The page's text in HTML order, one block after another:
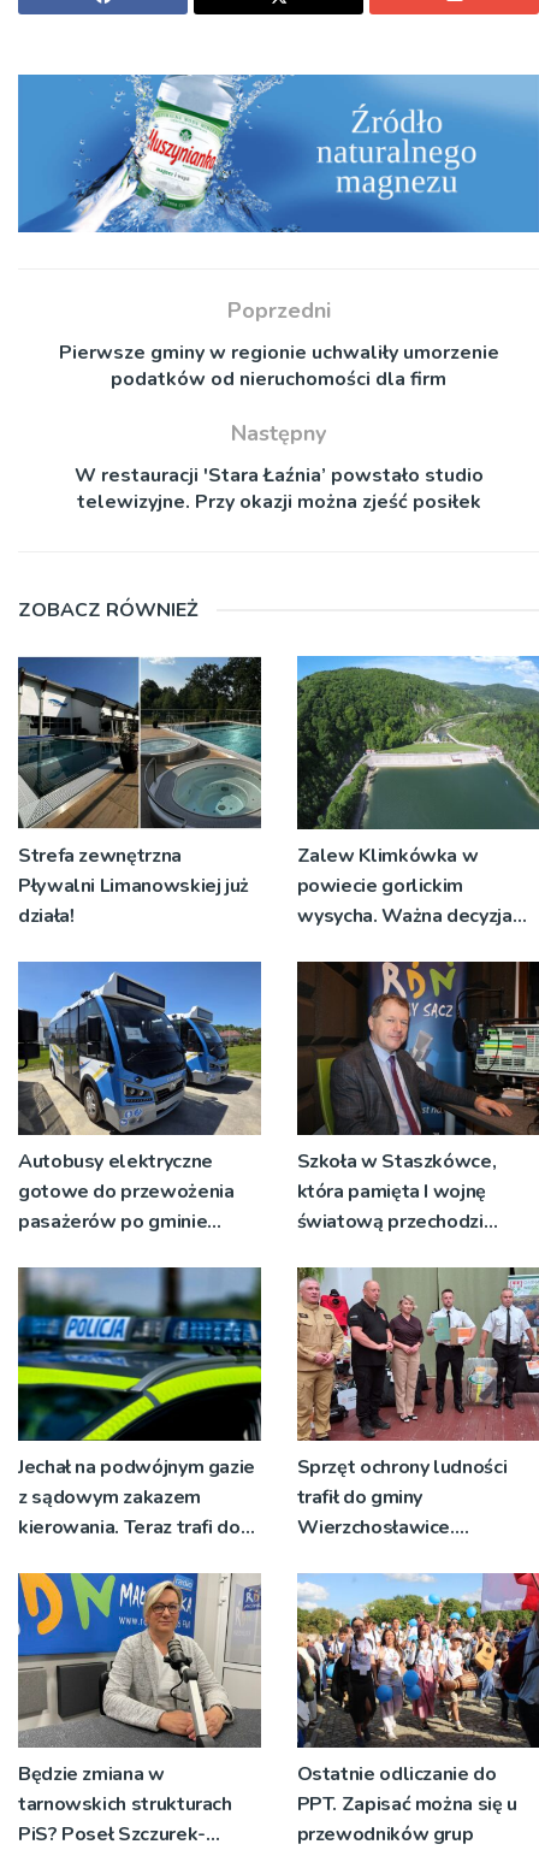
Poprzedni
Pierwsze gminy w regionie uchwaliły umorzenie
podatków od nieruchomości dla firm
Następny
W restauracji 'Stara Łaźnia’ powstało studio
telewizyjne. Przy okazji można zjeść posiłek
ZOBACZ RÓWNIEŻ
Strefa zewnętrzna
Pływalni Limanowskiej już
działa!
Zalew Klimkówka w
powiecie gorlickim
wysycha. Ważna decyzja
Autobusy elektryczne
gotowe do przewożenia
pasażerów po gminie
Szkoła w Staszkówce,
która pamięta I wojnę
światową przechodzi
Jechał na podwójnym gazie
z sądowym zakazem
kierowania. Teraz trafi do
Sprzęt ochrony ludności
trafił do gminy
Wierzchosławice.
strażacy i przedstawiciele
wodociągów
Będzie zmiana w
tarnowskich strukturach
PiS? Poseł Szczurek-
Ostatnie odliczanie do
PPT. Zapisać można się u
przewodników grup